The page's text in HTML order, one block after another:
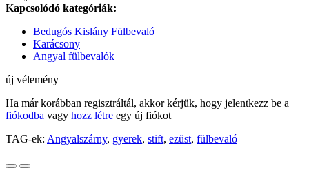
Kapcsolódó kategóriák:
Bedugós Kislány Fülbevaló
Karácsony
Angyal fülbevalók
új vélemény
Ha már korábban regisztráltál, akkor kérjük, hogy jelentkezz be a
fiókodba vagy hozz létre egy új fiókot
TAG-ek: Angyalszárny, gyerek, stift, ezüst, fülbevaló